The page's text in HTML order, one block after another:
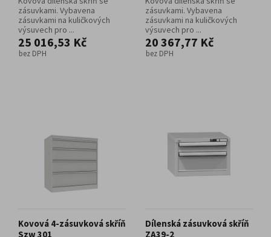
zásuvkami. Vybavena
zásuvkami na kuličkových
výsuvech pro ...
25 016,53 Kč
bez DPH
zásuvkami. Vybavena
zásuvkami na kuličkových
výsuvech pro ...
20 367,77 Kč
bez DPH
Kovová 4-zásuvková skříň
Szw 301
Dílenská zásuvková skříň
ZA39-2